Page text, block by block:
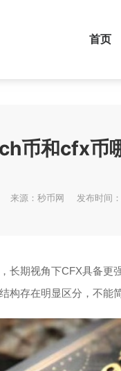
首页
币和cfx币
来源：秒币网 发布时间
长期视角下CFX具备
构存在明显区分，不能